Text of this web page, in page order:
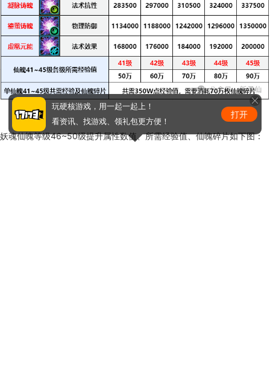
妖魂仙魄等级46~50级提升属性数值、所需经验值、仙魄碎片如下图：
玩硬核游戏，用一起一起上！
看资讯、找游戏、领礼包更方便！
打开